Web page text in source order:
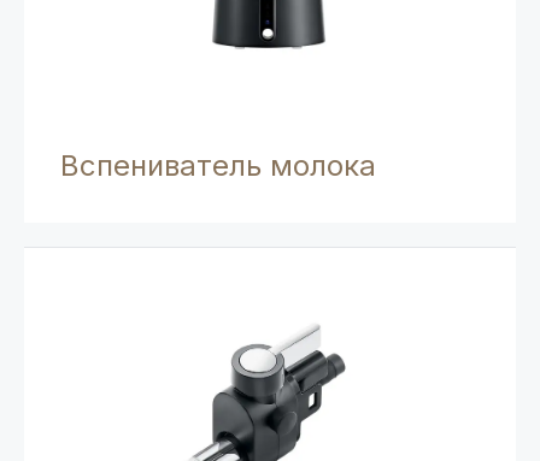
Вспениватель молока